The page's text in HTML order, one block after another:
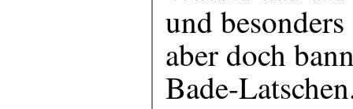
und
aber doch
Bade-